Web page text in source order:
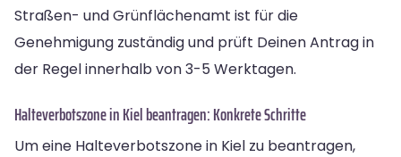
Straßen- und Grünflächenamt ist für die
Genehmigung zuständig und prüft Deinen Antrag in
der Regel innerhalb von 3-5 Werktagen.
Halteverbotszone in Kiel beantragen: Konkrete Schritte
Um eine Halteverbotszone in Kiel zu beantragen,